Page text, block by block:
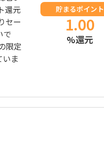
還元
セー
で
限定
ま
貯まるポイント
1.00
%還元